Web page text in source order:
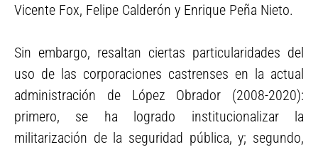
Vicente Fox, Felipe Calderón y Enrique Peña Nieto.
Sin embargo, resaltan ciertas particularidades del
uso de las corporaciones castrenses en la actual
administración de López Obrador (2008-2020):
primero, se ha logrado institucionalizar la
militarización de la seguridad pública, y; segundo,